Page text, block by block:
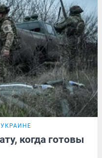
когда готовы